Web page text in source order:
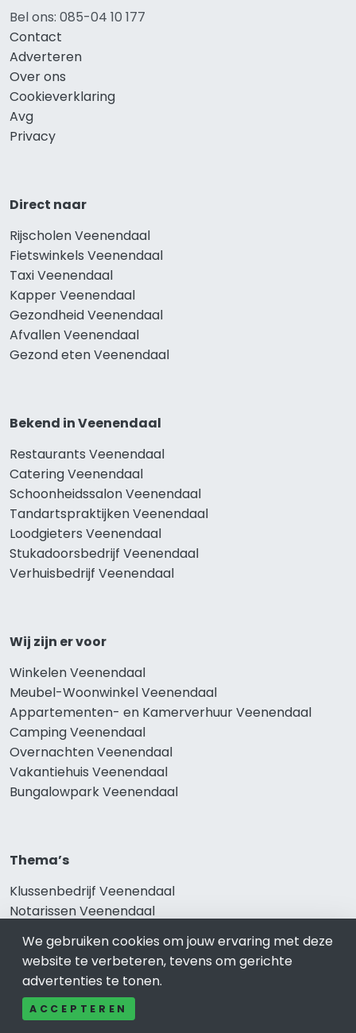
Bel ons: 085-04 10 177
Contact
Adverteren
Over ons
Cookieverklaring
Avg
Privacy
Direct naar
Rijscholen Veenendaal
Fietswinkels Veenendaal
Taxi Veenendaal
Kapper Veenendaal
Gezondheid Veenendaal
Afvallen Veenendaal
Gezond eten Veenendaal
Bekend in Veenendaal
Restaurants Veenendaal
Catering Veenendaal
Schoonheidssalon Veenendaal
Tandartspraktijken Veenendaal
Loodgieters Veenendaal
Stukadoorsbedrijf Veenendaal
Verhuisbedrijf Veenendaal
Wij zijn er voor
Winkelen Veenendaal
Meubel-Woonwinkel Veenendaal
Appartementen- en Kamerverhuur Veenendaal
Camping Veenendaal
Overnachten Veenendaal
Vakantiehuis Veenendaal
Bungalowpark Veenendaal
Thema’s
Klussenbedrijf Veenendaal
Notarissen Veenendaal
Schoonmaakbedrijf Veenendaal
Makelaars Veenendaal
We gebruiken cookies om jouw ervaring met deze
website te verbeteren, tevens om gerichte
advertenties te tonen.
ACCEPTEREN